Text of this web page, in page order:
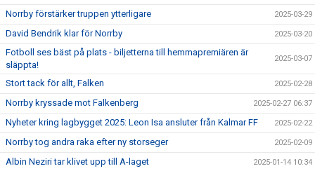
Norrby förstärker truppen ytterligare 2025-03-29
David Bendrik klar för Norrby 2025-03-20
Fotboll ses bäst på plats - biljetterna till hemmapremiären är
släppta!
2025-03-07
Stort tack för allt, Falken 2025-02-28
Norrby kryssade mot Falkenberg 2025-02-27 06:37
Nyheter kring lagbygget 2025: Leon Isa ansluter från Kalmar FF 2025-02-22
Norrby tog andra raka efter ny storseger 2025-02-09
Albin Neziri tar klivet upp till A-laget 2025-01-14 10:34